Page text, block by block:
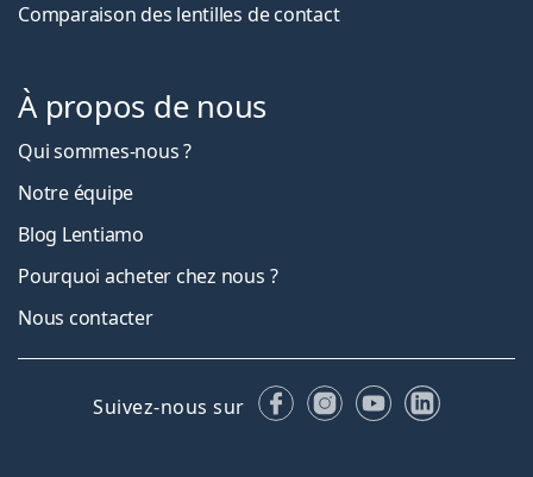
Comparaison des lentilles de contact
À propos de nous
Qui sommes-nous ?
Notre équipe
Blog Lentiamo
Pourquoi acheter chez nous ?
Nous contacter
Suivez-nous sur FacebookInstagram
YouTubeLinkedIn